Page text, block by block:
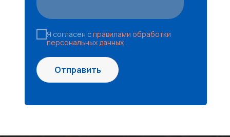
Я согласен справилами обработки
персональных данных
Отправить